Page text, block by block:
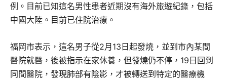
例。目前已知這名男性患者近期沒有海外旅遊紀錄，包括
中國大陸。目前已住院治療。
福岡市表示，這名男子從2月13日起發燒，並到市內某間
醫院就醫，後被指示在家休養，但發燒仍不停，19日回到
同間醫院，發現肺部有陰影，才被轉送到特定的醫療機